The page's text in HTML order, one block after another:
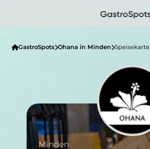
GastroSpots Ohana in Minden Speisekarte
Minden